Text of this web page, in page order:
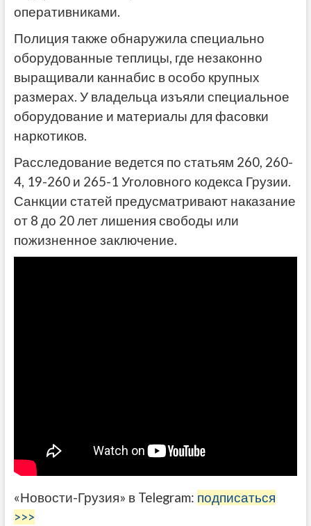
оперативниками.
Полиция также обнаружила специально
оборудованные теплицы, где незаконно
выращивали каннабис в особо крупных
размерах. У владельца изъяли специальное
оборудование и материалы для фасовки
наркотиков.
Расследование ведется по статьям 260, 260-
4, 19-260 и 265-1 Уголовного кодекса Грузии.
Санкции статей предусматривают наказание
от 8 до 20 лет лишения свободы или
пожизненное заключение.
«Новости-Грузия» в Telegram: подписаться
>>>